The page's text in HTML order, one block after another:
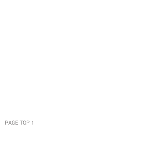
PAGE TOP ↑